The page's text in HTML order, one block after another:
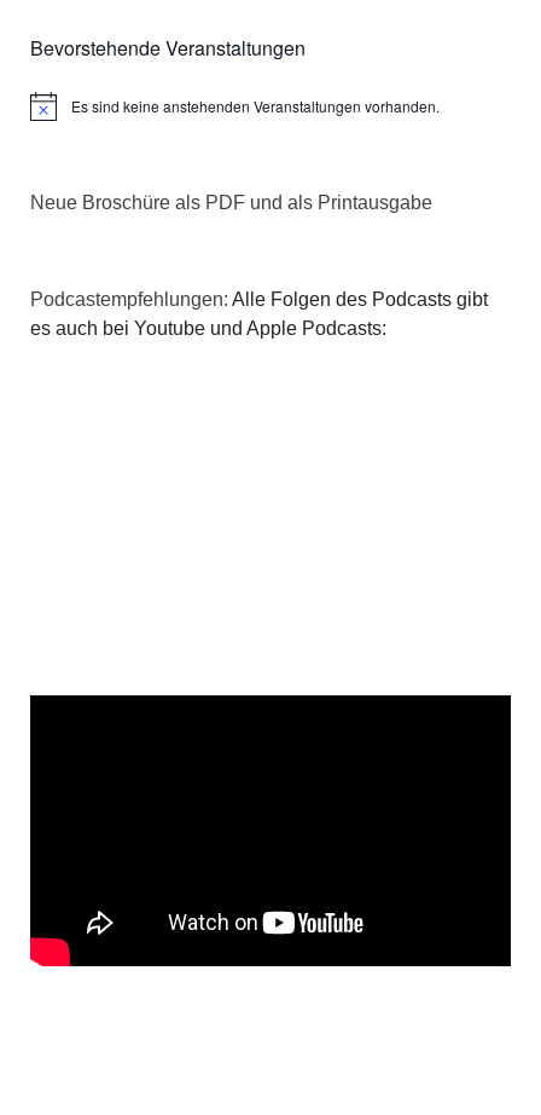
Bevorstehende Veranstaltungen
HinweisEs sind keine anstehenden Veranstaltungen vorhanden.
Neue Broschüre als PDF und als Printausgabe
Podcastempfehlungen: Alle Folgen des Podcasts gibt
es auch bei Youtube und Apple Podcasts: